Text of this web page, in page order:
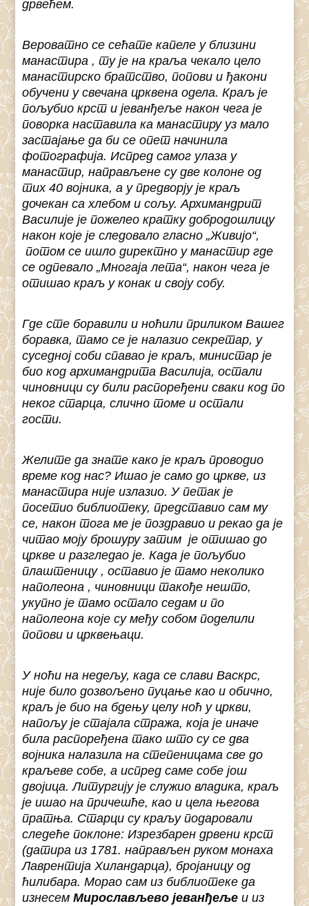
дрвећем.
Вероватно се сећате капеле у близини
манастира , ту је на краља чекало цело
манастирско братство, попови и ђакони
обучени у свечана црквена одела. Краљ је
пољубио крст и јеванђеље након чега је
поворка наставила ка манастиру уз мало
застајање да би се опет начинила
фотографија. Испред самог улаза у
манастир, направљене су две колоне од
тих 40 војника, а у предворју је краљ
дочекан са хлебом и сољу. Архимандрит
Василије је пожелео кратку добродошлицу
након које је следовало гласно „Живијо“,
потом се ишло директно у манастир где
се одпевало „Многаја лета“, након чега је
отишао краљ у конак и своју собу.
Где сте боравили и ноћили приликом Вашег
боравка, тамо се је налазио секретар, у
суседној соби спавао је краљ, министар је
био код архимандрита Василија, остали
чиновници су били распоређени сваки код по
неког старца, слично томе и остали
гости.
Желите да знате како је краљ проводио
време код нас? Ишао је само до цркве, из
манастира није излазио. У петак је
посетио библиотеку, представио сам му
се, након тога ме је поздравио и рекао да је
читао моју брошуру затим је отишао до
цркве и разгледао је. Када је пољубио
плаштеницу , оставио је тамо неколико
наполеона , чиновници такође нешто,
укупно је тамо остало седам и по
наполеона које су међу собом поделили
попови и црквењаци.
У ноћи на недељу, када се слави Васкрс,
није било дозвољено пуцање као и обично,
краљ је био на бдењу целу ноћ у цркви,
напољу је стајала стража, која је иначе
била распоређена тако што су се два
војника налазила на степеницама све до
краљеве собе, а испред саме собе још
двојица. Литургију је служио владика, краљ
је ишао на причешће, као и цела његова
пратња. Старци су краљу подаровали
следеће поклоне: Изрезбарен дрвени крст
(датира из 1781. направљен руком монаха
Лаврентија Хиландарца), бројаницу од
ћилибара. Морао сам из библиотеке да
изнесемМирослављево јеванђеље и из